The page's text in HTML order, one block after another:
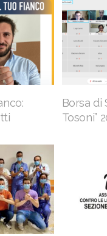
Borsa di
Tosoni”